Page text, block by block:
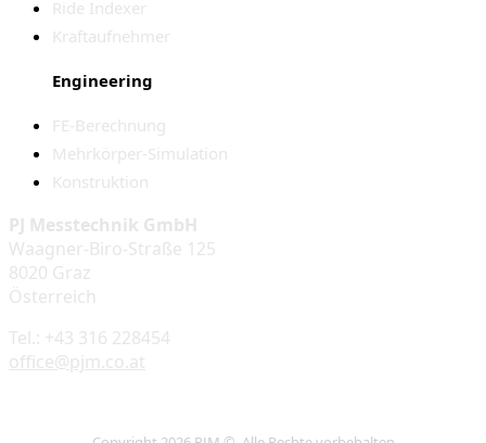
Ride Indexer
Kraftaufnehmer
Engineering
FE-Berechnung
Mehrkörper-Simulation
Konstruktion
PJ Messtechnik GmbH
Waagner-Biro-Straße 125
8020 Graz
Österreich
Tel.: +43 316 228454
office@pjm.co.at